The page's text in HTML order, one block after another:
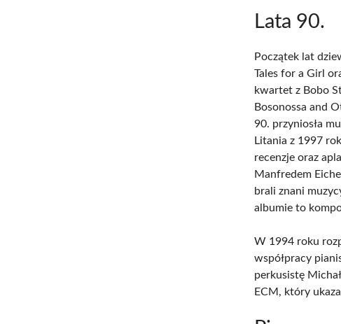
Lata 90.
Początek lat
Tales for a Girl
kwartet z Bobo
Bosonossa and
90. przyniosła
Litania z 1997
recenzje oraz
Manfredem
brali znani
albumie to
W 1994 roku
współpracy
perkusistę
ECM, który